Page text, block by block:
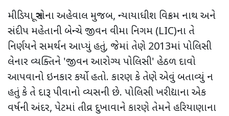
મીડિયા સૂત્રોના અહેવાલ મુજબ, ન્યાયાધીશ વિક્રમ નાથ અને
સંદીપ મહેતાની બેન્ચે જીવન વીમા નિગમ (LIC)ના તે
નિર્ણયને સમર્થન આપ્યું હતું, જેમાં તેણે 2013માં પોલિસી
લેનાર વ્યક્તિને 'જીવન આરોગ્ય પોલિસી' હેઠળ દાવો
આપવાનો ઇનકાર કર્યો હતો. કારણ કે તેણે એવું બતાવ્યું ન
હતું કે તે દારૂ પીવાનો વ્યસની છે. પોલિસી ખરીદ્યાના એક
વર્ષની અંદર, પેટમાં તીવ્ર દુખાવાને કારણે તેમને હરિયાણાના